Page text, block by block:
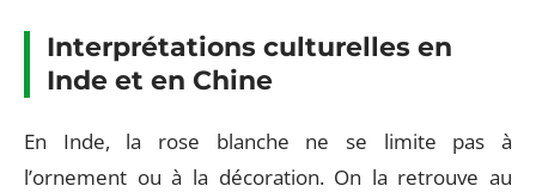
Interprétations culturelles en
Inde et en Chine
En Inde, la rose blanche ne se limite pas à
l’ornement ou à la décoration. On la retrouve au